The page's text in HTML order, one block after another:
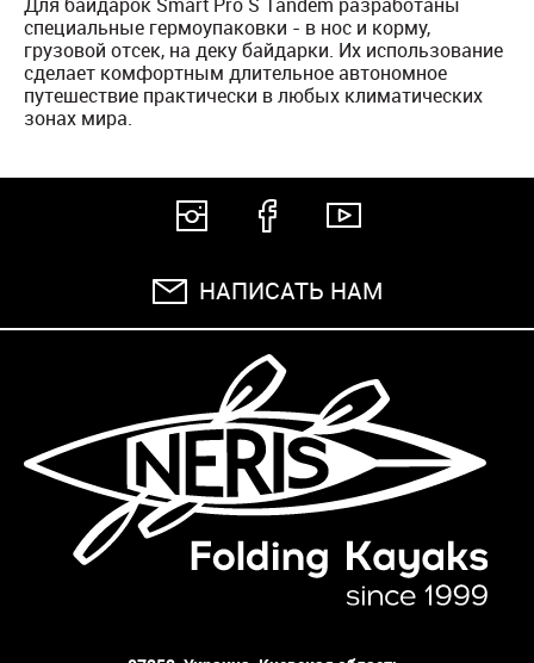
специальные гермоупаковки - в нос и корму,
грузовой отсек, на деку байдарки. Их использование
сделает комфортным длительное автономное
путешествие практически в любых климатических
зонах мира.
НАПИСАТЬ НАМ